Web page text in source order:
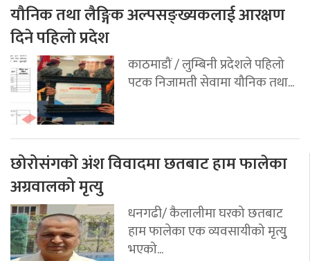
यौनिक तथा लैङ्गिक अल्पसङ्ख्यकलाई आरक्षण
दिने पहिलो प्रदेश
काठमाडौं / लुम्बिनी प्रदेशले पहिलो
पटक निजामती सेवामा यौनिक तथा...
छोरोसंगको अंश विवादमा छतबाट हाम फालेका
अग्रवालको मृत्यु
धनगढी/ कैलालीमा घरको छतबाट
हाम फालेका एक व्यवसायीको मृत्युु
भएको...